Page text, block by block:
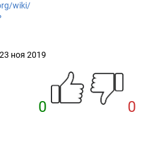
wiki/
ноя 2019
0 0